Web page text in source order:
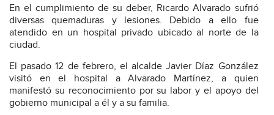
En el cumplimiento de su deber, Ricardo Alvarado sufrió
diversas quemaduras y lesiones. Debido a ello fue
atendido en un hospital privado ubicado al norte de la
ciudad.
El pasado 12 de febrero, el alcalde Javier Díaz González
visitó en el hospital a Alvarado Martínez, a quien
manifestó su reconocimiento por su labor y el apoyo del
gobierno municipal a él y a su familia.